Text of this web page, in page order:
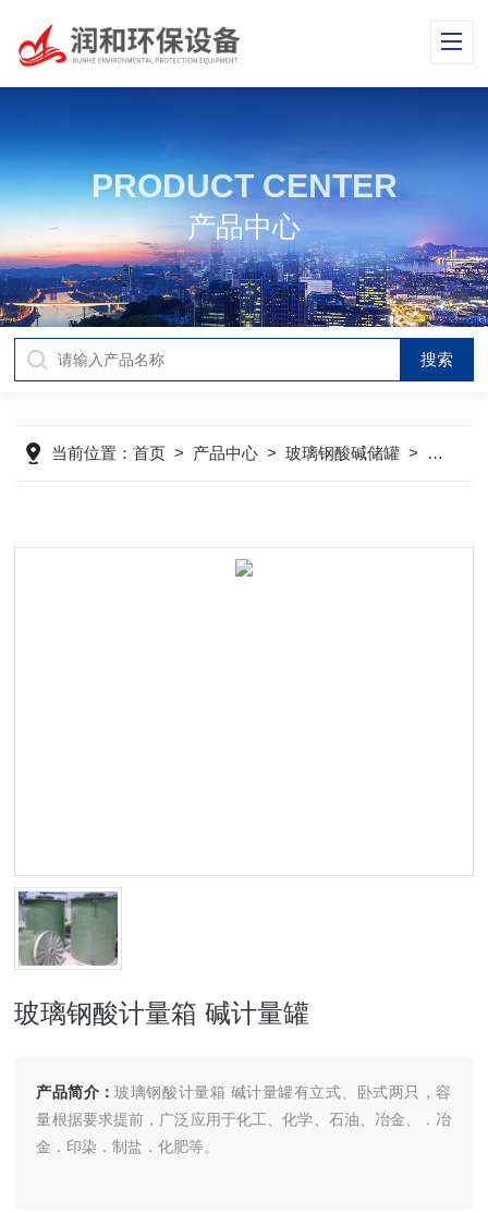
PRODUCT CENTER
产品中心
当前位置：首页 > 产品中心 >玻璃钢酸碱储罐 > 酸碱计
玻璃钢酸计量箱 碱计量罐
产品简介：玻璃钢酸计量箱 碱计量罐有立式、卧式两只，容
量根据要求提前，广泛应用于化工、化学、石油、冶金、．冶
金．印染．制盐．化肥等。